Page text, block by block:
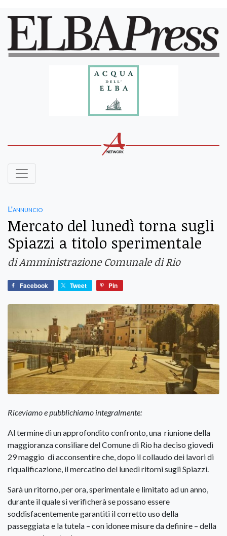
L'annuncio
Mercato del lunedì torna sugli
Spiazzi a titolo sperimentale
di Amministrazione Comunale di Rio
Facebook Tweet Pin
Riceviamo e pubblichiamo integralmente:
Al termine di un approfondito confronto, una riunione della
maggioranza consiliare del Comune di Rio ha deciso giovedì
29 maggio di acconsentire che, dopo il collaudo dei lavori di
riqualificazione, il mercatino del lunedì ritorni sugli Spiazzi.
Sarà un ritorno, per ora, sperimentale e limitato ad un anno,
durante il quale si verificherà se possano essere
soddisfacentemente garantiti il corretto uso della
passeggiata e la tutela – con idonee misure da definire – della